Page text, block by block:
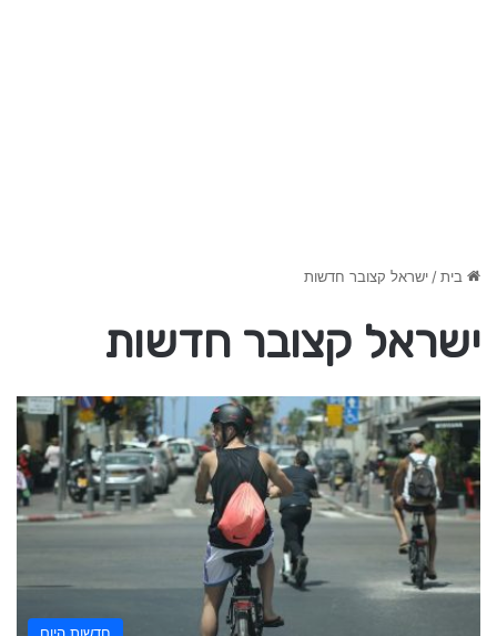
בית/ישראל קצובר חדשות
ישראל קצובר חדשות